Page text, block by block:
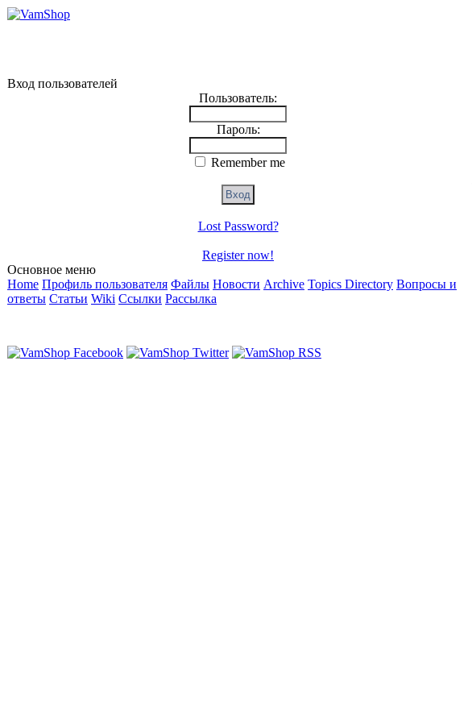
Вход пользователей
Пользователь:
Пароль:
Remember me
Lost Password?
Register now!
Основное меню
Home Профиль пользователя Файлы Новости Archive Topics Directory Вопросы и
ответы Статьи Wiki Ссылки Рассылка